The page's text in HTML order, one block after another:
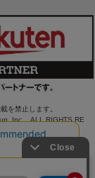
を禁止します。
Inc. ALL RIGHTS RE